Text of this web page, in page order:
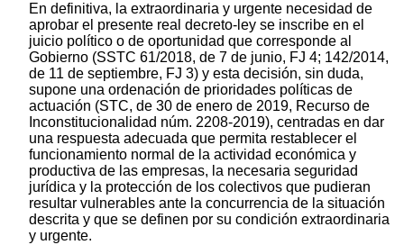
En definitiva, la extraordinaria y urgente necesidad de
aprobar el presente real decreto-ley se inscribe en el
juicio político o de oportunidad que corresponde al
Gobierno (SSTC 61/2018, de 7 de junio, FJ 4; 142/2014,
de 11 de septiembre, FJ 3) y esta decisión, sin duda,
supone una ordenación de prioridades políticas de
actuación (STC, de 30 de enero de 2019, Recurso de
Inconstitucionalidad núm. 2208-2019), centradas en dar
una respuesta adecuada que permita restablecer el
funcionamiento normal de la actividad económica y
productiva de las empresas, la necesaria seguridad
jurídica y la protección de los colectivos que pudieran
resultar vulnerables ante la concurrencia de la situación
descrita y que se definen por su condición extraordinaria
y urgente.